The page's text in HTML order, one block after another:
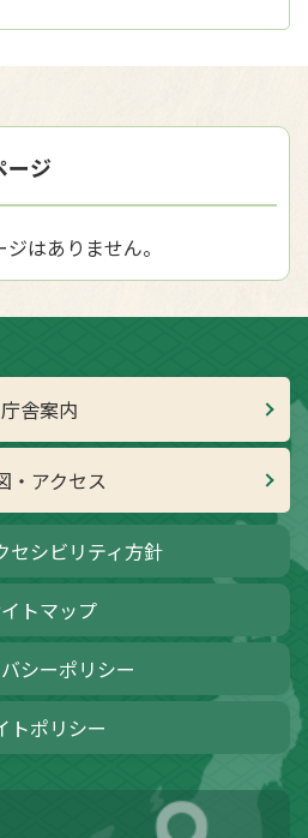
ージ
はありません。
庁舎案内
・アクセス
セシビリティ方針
トマップ
シーポリシー
トポリシー